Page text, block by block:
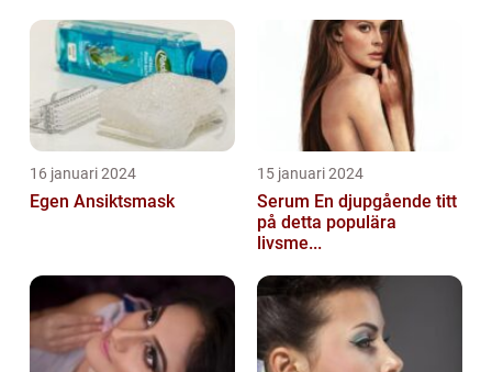
16 januari 2024
Egen Ansiktsmask
15 januari 2024
Serum En djupgående titt
på detta populära
livsme...